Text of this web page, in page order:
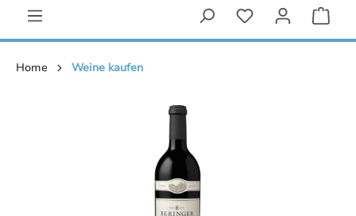
Home Weine kaufen